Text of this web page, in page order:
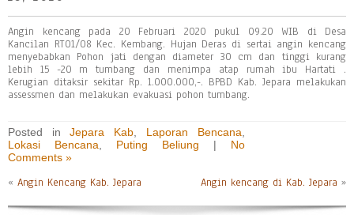
Angin kencang pada 20 Februari 2020 pukul 09.20 WIB di Desa
Kancilan RT01/08 Kec. Kembang. Hujan Deras di sertai angin kencang
menyebabkan Pohon jati dengan diameter 30 cm dan tinggi kurang
lebih 15 -20 m tumbang dan menimpa atap rumah ibu Hartati .
Kerugian ditaksir sekitar Rp. 1.000.000,-. BPBD Kab. Jepara melakukan
assessmen dan melakukan evakuasi pohon tumbang.
Posted inJepara Kab Laporan Bencana
Lokasi Bencana
Puting Beliung | No
Comments »
« Angin Kencang Kab. Jepara Angin kencang di Kab. Jepara »